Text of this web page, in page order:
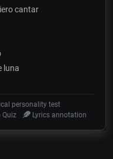
cantar
luna
personality test
Quiz Lyrics annotation